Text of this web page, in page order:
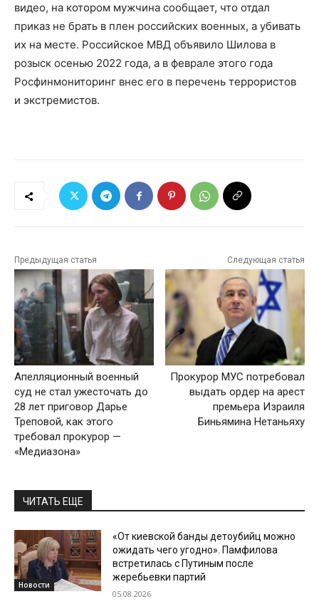
видео, на котором мужчина сообщает, что отдал
приказ не брать в плен российских военных, а убивать
их на месте. Российское МВД объявило Шилова в
розыск осенью 2022 года, а в феврале этого года
Росфинмониторинг внес его в перечень террористов
и экстремистов.
Предыдущая статья
Апелляционный военный
суд не стал ужесточать до
28 лет приговор Дарье
Треповой, как этого
требовал прокурор —
«Медиазона»
Следующая статья
Прокурор МУС потребовал
выдать ордер на арест
премьера Израиля
Биньямина Нетаньяху
ЧИТАТЬ ЕЩЕ
Новости
«От киевской банды детоубийц можно
ожидать чего угодно». Памфилова
встретилась с Путиным после
жеребьевки партий
05.08.2026